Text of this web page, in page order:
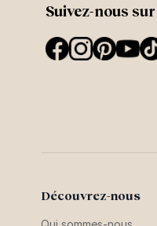
Suivez-nous
Découvrez-nous